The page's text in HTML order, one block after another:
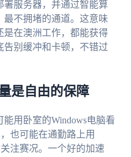
署服务器，并通过智能算
最不拥堵的通道。这意味
是在澳洲工作，都能获得
别缓冲和卡顿，不错过
是自由的保障
用卧室的Windows电脑看
也可能在通勤路上用
注赛况。一个好的加速